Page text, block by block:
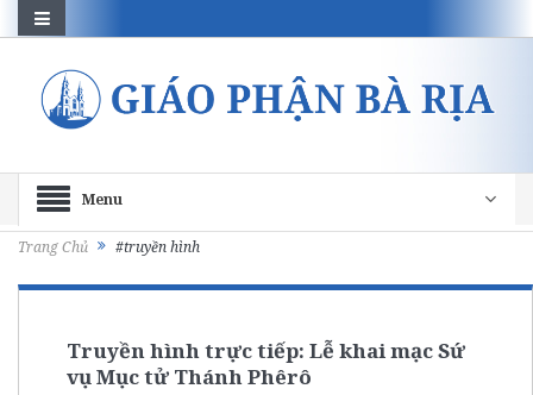
Menu
Trang Chủ #truyền hình
Truyền hình trực tiếp: Lễ khai mạc Sứ
vụ Mục tử Thánh Phêrô